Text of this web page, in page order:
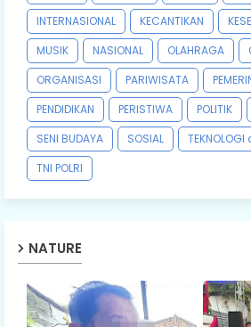
INTERNASIONAL
KECANTIKAN
MUSIK
NASIONAL OLAHRAGA
ORGANISASI
PARIWISATA
PENDIDIKAN
PERISTIWA POLITIK
SENI BUDAYA
SOSIAL
TNI POLRI
NATURE